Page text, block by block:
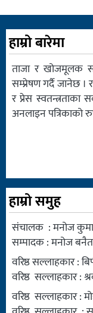
हाम्रो बारेमा
ताजा र खोजमूलक
सम्प्रेषण गर्दै जानेछ ।
र प्रेस
अनलाइन पत्रिकाको
हाम्रो समुह
संचालक : मनोज
सम्पादक : मनोज
वरिष्ठ सल्लाहकार :
वरिष्ठ सल्लाहकार :
वरिष्ठ सल्लाहकार :